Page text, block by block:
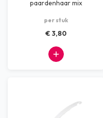
paardenhaar mix
per stuk
€ 3,80